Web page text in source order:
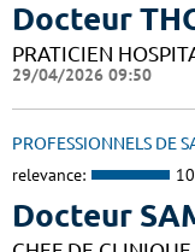
Docteur
PRATICIEN
29/04/2026 09:50
PROFESSIONNELS DE
relevance:
Docteur